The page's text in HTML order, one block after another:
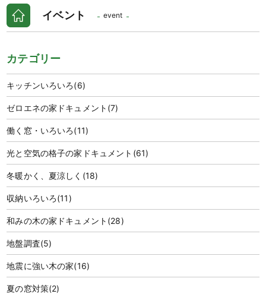
イベント event
カテゴリー
キッチンいろいろ(6)
ゼロエネの家ドキュメント (7)
働く窓・いろいろ(11)
光と空気の格子の家ドキュメント (61)
冬暖かく、夏涼しく (18)
収納いろいろ(11)
和みの木の家ドキュメント (28)
地盤調査(5)
地震に強い木の家(16)
夏の窓対策(2)